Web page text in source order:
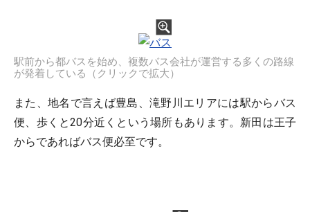
駅前から都バスを始め、複数バス会社が運営する多くの路線
が発着している（クリックで拡大）
また、地名で言えば豊島、滝野川エリアには駅からバス
便、歩くと20分近くという場所もあります。新田は王子
からであればバス便必至です。